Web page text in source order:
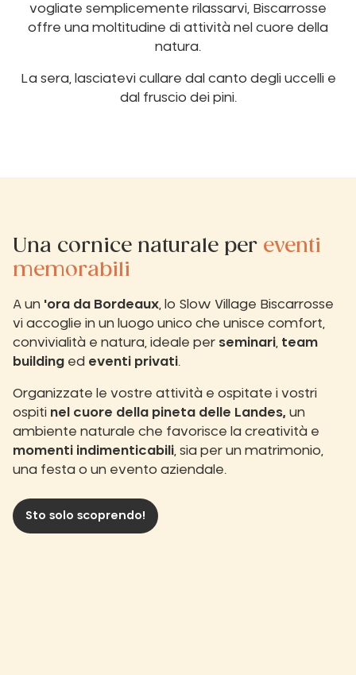
vogliate semplicemente rilassarvi, Biscarrosse
offre una moltitudine di attività nel cuore della
natura.
La sera, lasciatevi cullare dal canto degli uccelli e
dal fruscio dei pini.
Una cornice naturale per eventi
memorabili
A un 'ora da Bordeaux, lo Slow Village Biscarrosse
vi accoglie in un luogo unico che unisce comfort,
convivialità e natura, ideale per seminari, team
building ed eventi privati.
Organizzate le vostre attività e ospitate i vostri
ospiti nel cuore della pineta delle Landes, un
ambiente naturale che favorisce la creatività e
momenti indimenticabili, sia per un matrimonio,
una festa o un evento aziendale.
Sto solo scoprendo!